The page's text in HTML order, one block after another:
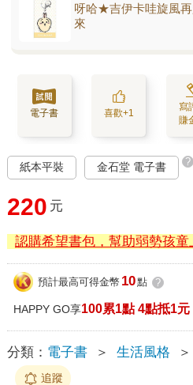
呀哈★吉伊卡哇旋風
來
電子書 喜歡+1
寫
賺
紙本平裝 金石堂 電子書 ?
220 元
認購希望書包，幫助弱勢孩童
預計最高可得金幣 10點 ?
HAPPY GO享100累1點 4點抵1元
分類： 電子書 ＞ 生活風格 ＞
追蹤